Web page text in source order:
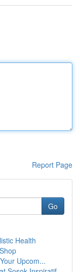
Report Page
Go
Health
Upcom...